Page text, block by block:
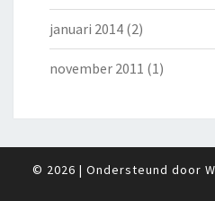
januari 2014 (2)
november 2011 (1)
© 2026 | Ondersteund door